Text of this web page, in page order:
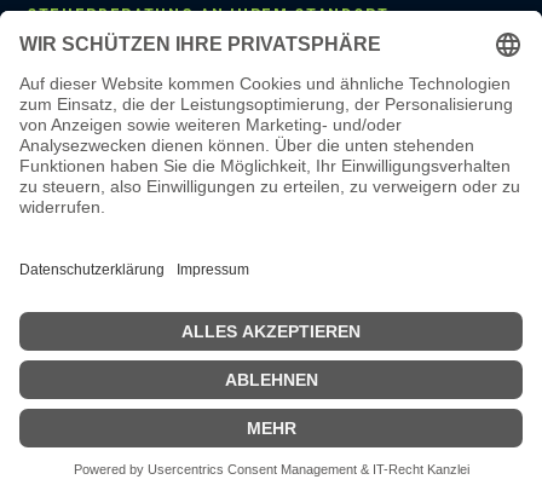
STEUERBERATUNG AN IHREM STANDORT
Mannheim· Ludwigshafen Heidelberg· Frankfurt
Darmstadt
· Wiesbaden ·Mainz·Stuttgart· Karlsruhe ·Freiburg·
München· Augsburg· Nürnberg·Regensburg· Köln
Aachen·Düsseldorf·Duisburg ·Essen· Dortmund·Münster
Bielefeld· Hannover ·Bremen·Hamburg ·Kiel ·Berlin·
Leipzig ·Erfurt
LEISTUNGEN & WISSEN
Steuerberatung·Monatliche Buchhaltung·Lohnbuchhaltung·
Steuerberater-Kosten
Steuer-Glossar·Steuer-Wissen·Karriere·
Steuerberater Mannheim